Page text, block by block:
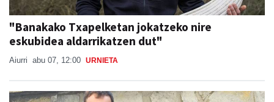
"Banakako Txapelketan jokatzeko nire
eskubidea aldarrikatzen dut"
Aiurri abu 07, 12:00 URNIETA